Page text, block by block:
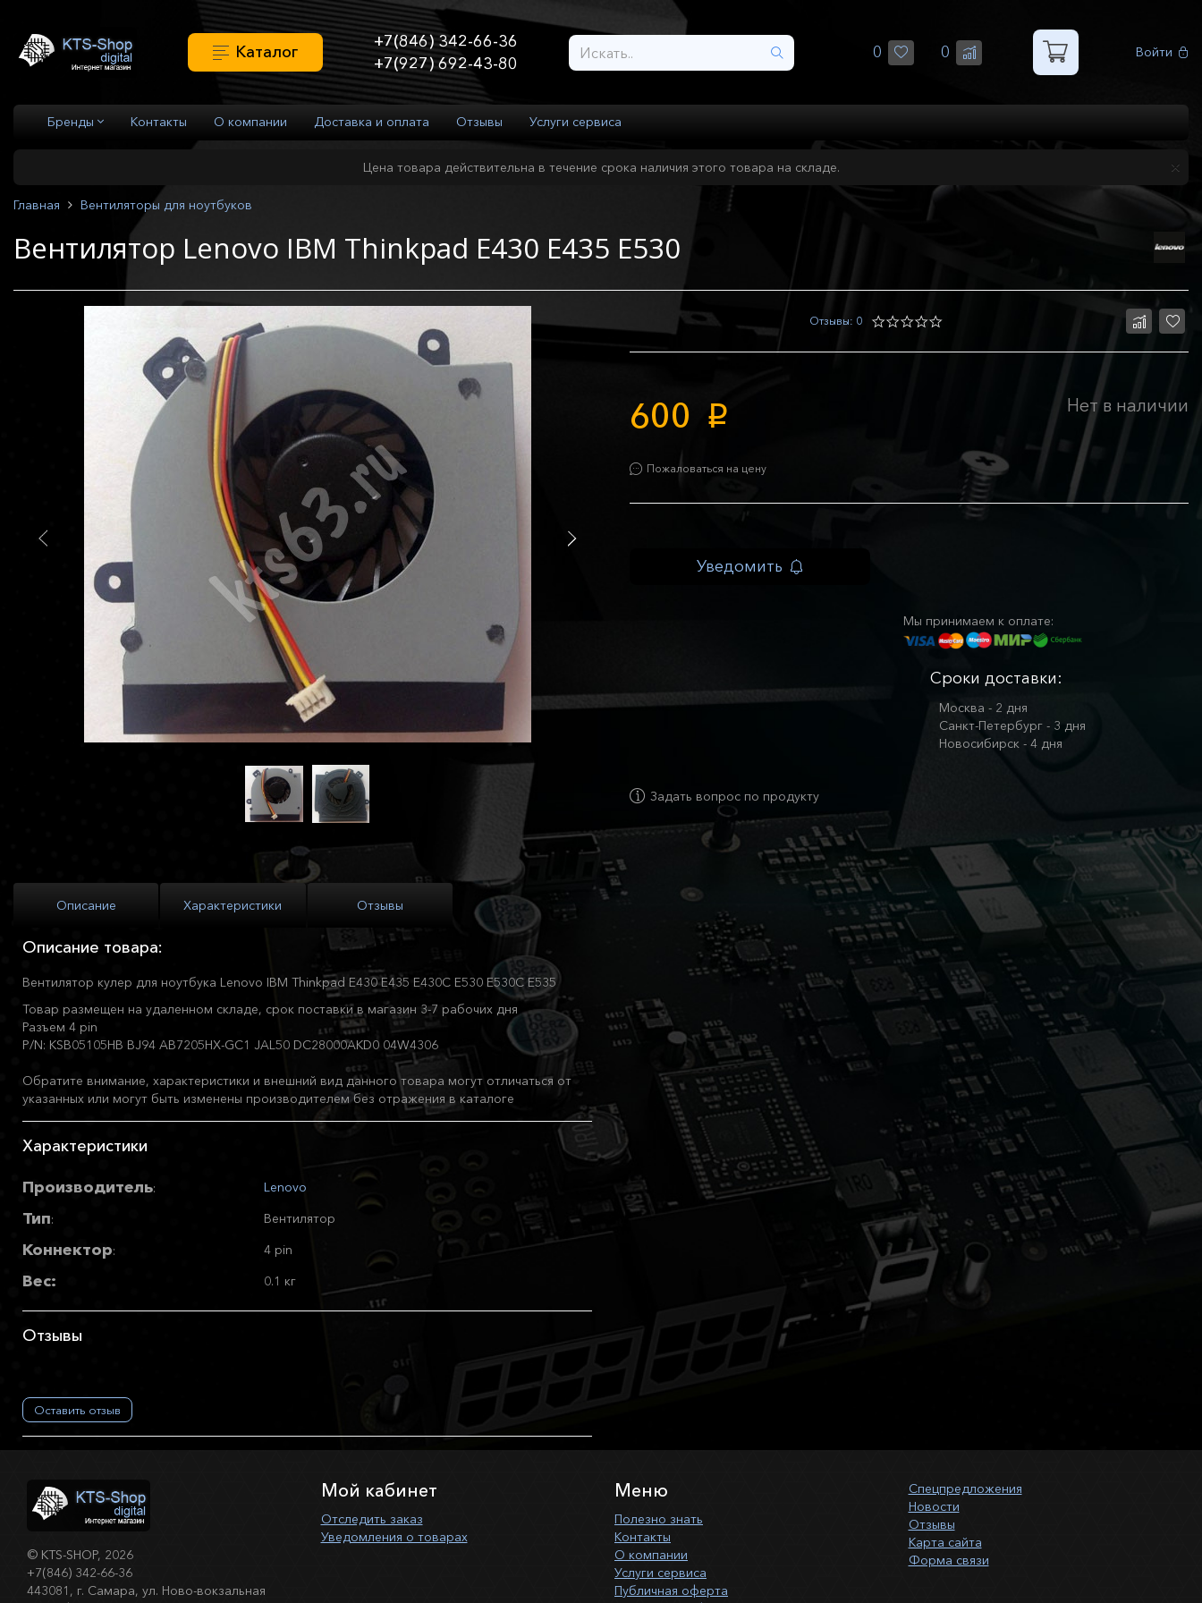
Каталог
+7(846) 342-66-36
+7(927) 692-43-80
0 0 Войти
Бренды Контакты О компании Доставка и оплата Отзывы Услуги сервиса
Цена товара действительна в течение срока наличия этого товара на складе.
Главная Вентиляторы для ноутбуков
Вентилятор Lenovo IBM Thinkpad E430 E435 E530
Отзывы: 0
600 p
Пожаловаться на цену
Нет в наличии
Уведомить
Мы принимаем к оплате:
Сроки доставки:
Москва - 2 дня
Санкт-Петербург - 3 дня
Новосибирск - 4 дня
Задать вопрос по продукту
Описание Характеристики Отзывы
Описание товара:
Вентилятор кулер для ноутбука Lenovo IBM Thinkpad E430 E435 E430C E530 E530C E535
Товар размещен на удаленном складе, срок поставки в магазин 3-7 рабочих дня
Разъем 4 pin
P/N: KSB05105HB BJ94 AB7205HX-GC1 JAL50 DC28000AKD0 04W4306
Обратите внимание, характеристики и внешний вид данного товара могут отличаться от
указанных или могут быть изменены производителем без отражения в каталоге
Характеристики
Производитель: Lenovo
Тип: Вентилятор
Коннектор: 4 pin
Вес: 0.1 кг
Отзывы
Оставить отзыв
© KTS-SHOP, 2026
+7(846) 342-66-36
443081, г. Самара, ул. Ново-вокзальная
Мой кабинет
Отследить заказ
Уведомления о товарах
Меню
Полезно знать
Контакты
О компании
Услуги сервиса
Публичная оферта
Спецпредложения
Новости
Отзывы
Карта сайта
Форма связи